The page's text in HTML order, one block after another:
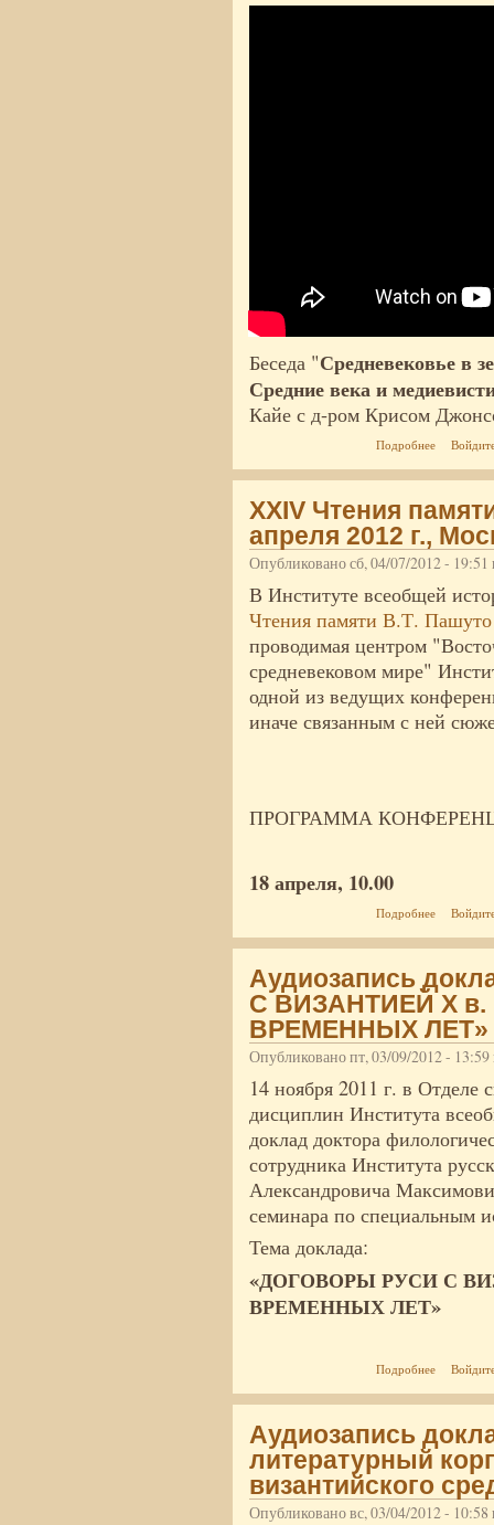
Беседа "Средневековье в
Средние века и
Кайе с д-ром Крисом
Подробнее о
XXIV Чтения
апреля 2012 г.,
Опубликовано сб, 04/07/2012 - 19:51
В Институте всеобщей
Чтения памяти В.Т. Пашуто
проводимая центром
средневековом мире"
одной из ведущих
иначе связанным с ней
ПРОГРАММА
18 апреля, 10.00
Подробнее о XXIV
Аудиозапись
С ВИЗАНТИЕЙ X
ВРЕМЕННЫХ ЛЕТ»
Опубликовано пт, 03/09/2012 - 13:59
14 ноября 2011 г. в Отделе
дисциплин Института
доклад доктора
сотрудника Института
Александровича
семинара по специальным
Тема доклада:
«ДОГОВОРЫ РУСИ С
ВРЕМЕННЫХ ЛЕТ»
Подробнее о
Аудиозапись
литературный
византийского
Опубликовано вс, 03/04/2012 - 10:58